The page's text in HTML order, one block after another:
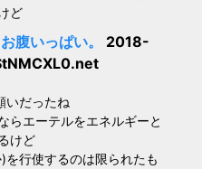
ど
腹いっぱい。 2018-
いだったね
らエーテルをエネルギーと
けど
行使するのは限られたも